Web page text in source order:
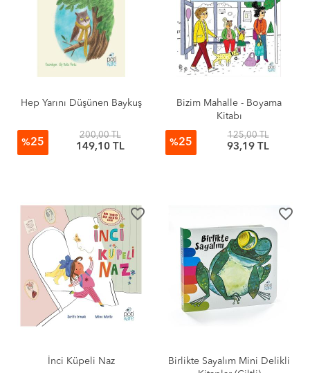
Hep Yarını Düşünen Baykuş
%25
200,00 TL
149,10 TL
Bizim Mahalle - Boyama
Kitabı
%25
125,00 TL
93,19 TL
favorite_border
İnci Küpeli Naz
favorite_border
Birlikte Sayalım Mini Delikli